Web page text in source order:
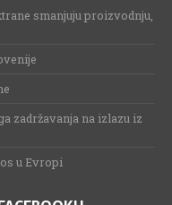
smanjuju proizvodnju,
zadržavanja na izlazu iz
u Evropi